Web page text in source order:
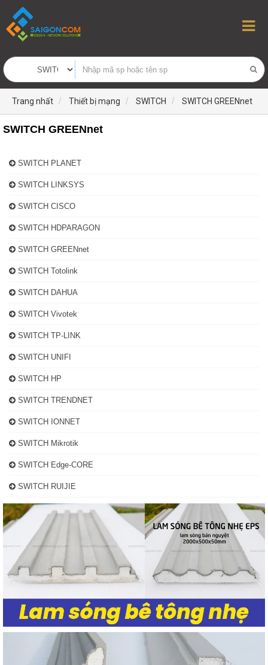
Trang nhất Thiết bị mạng SWITCH SWITCH GREENnet
SWITCH GREENnet
SWITCH PLANET
SWITCH LINKSYS
SWITCH CISCO
SWITCH HDPARAGON
SWITCH GREENnet
SWITCH Totolink
SWITCH DAHUA
SWITCH Vivotek
SWITCH TP-LINK
SWITCH UNIFI
SWITCH HP
SWITCH TRENDNET
SWITCH IONNET
SWITCH Mikrotik
SWITCH Edge-CORE
SWITCH RUIJIE